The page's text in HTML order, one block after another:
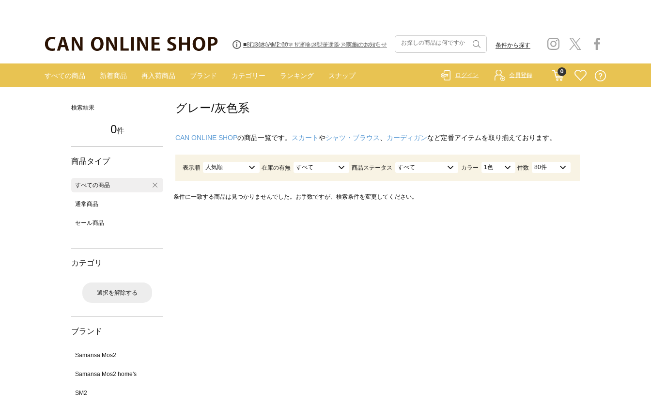
■8/13(木)AM2:00～サイトメンテナンス実施のお知らせ 条件から探す
すべての商品 新着商品 再入荷商品 ブランド カテゴリー ランキング スナップ
0
ログイン 会員登録
検索結果
0件
商品タイプ
すべての商品
通常商品
セール商品
カテゴリ
選択を解除する
ブランド
Samansa Mos2
Samansa Mos2 home's
SM2
グレー/灰色系
CAN ONLINE SHOPの商品一覧です。 スカートやシャツ・ブラウス カーディガンなど定番アイテムを取り揃えております。
表示順 人気順 在庫の有無 すべて 商品ステータス すべて カラー 1色 件数 80件
条件に一致する商品は見つかりませんでした。お手数ですが、検索条件を変更してください。